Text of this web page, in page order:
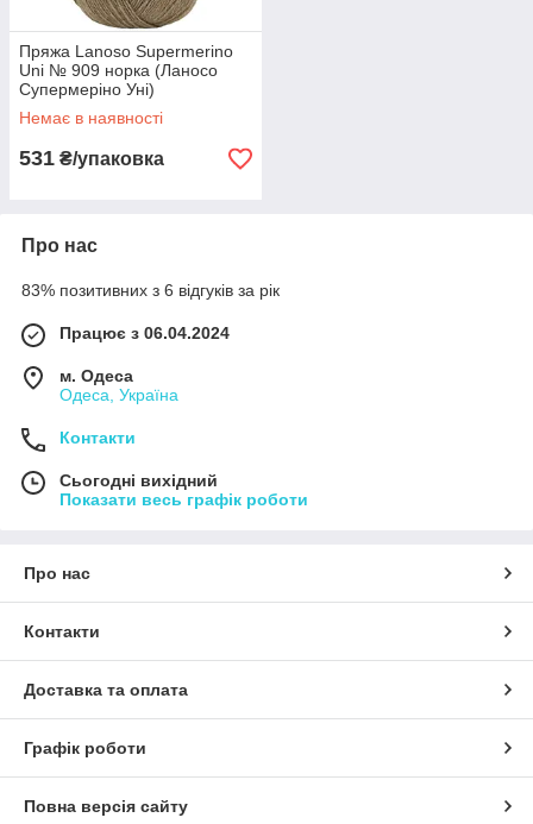
Пряжа Lanoso Supermerino
Uni № 909 норка (Ланосо
Супермеріно Уні)
Немає в наявності
531 ₴/упаковка
Про нас
83% позитивних з 6 відгуків за рік
Працює з 06.04.2024
м. Одеса
Одеса, Україна
Контакти
Сьогодні вихідний
Показати весь графік роботи
Про нас
Контакти
Доставка та оплата
Графік роботи
Повна версія сайту